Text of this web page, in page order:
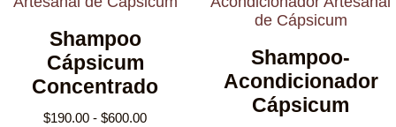
Shampoo
Cápsicum
Concentrado
$190.00 - $600.00
Shampoo-
Acondicionador
Cápsicum